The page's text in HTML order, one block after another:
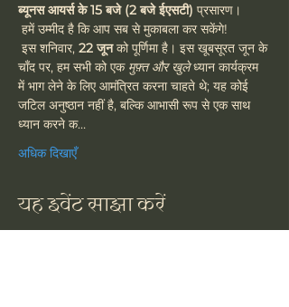
ब्यूनस आयर्स के 15 बजे (2 बजे ईएसटी) प्रसारण।
हमें उम्मीद है कि आप सब से मुकाबला कर सकेंगे!
इस शनिवार, 22 जून को पूर्णिमा है। इस खूबसूरत जून के
चाँद पर, हम सभी को एक मुफ़्त और खुले ध्यान कार्यक्रम
में भाग लेने के लिए आमंत्रित करना चाहते थे; यह कोई
जटिल अनुष्ठान नहीं है, बल्कि आभासी रूप से एक साथ
ध्यान करने क…
अधिक दिखाएँ
यह इवेंट साझा करें